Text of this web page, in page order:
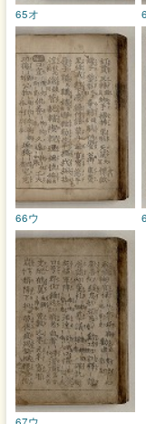
65オ
66ウ